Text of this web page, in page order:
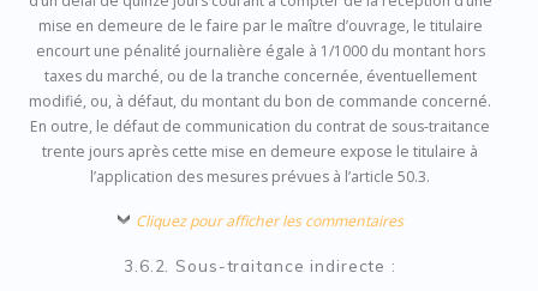
mise en demeure de le faire par le maître d’ouvrage, le titulaire
encourt une pénalité journalière égale à 1/1000 du montant hors
taxes du marché, ou de la tranche concernée, éventuellement
modifié, ou, à défaut, du montant du bon de commande concerné.
En outre, le défaut de communication du contrat de sous-traitance
trente jours après cette mise en demeure expose le titulaire à
l’application des mesures prévues à l’article 50.3.
Cliquez pour afficher les commentaires
3.6.2. Sous-traitance indirecte :